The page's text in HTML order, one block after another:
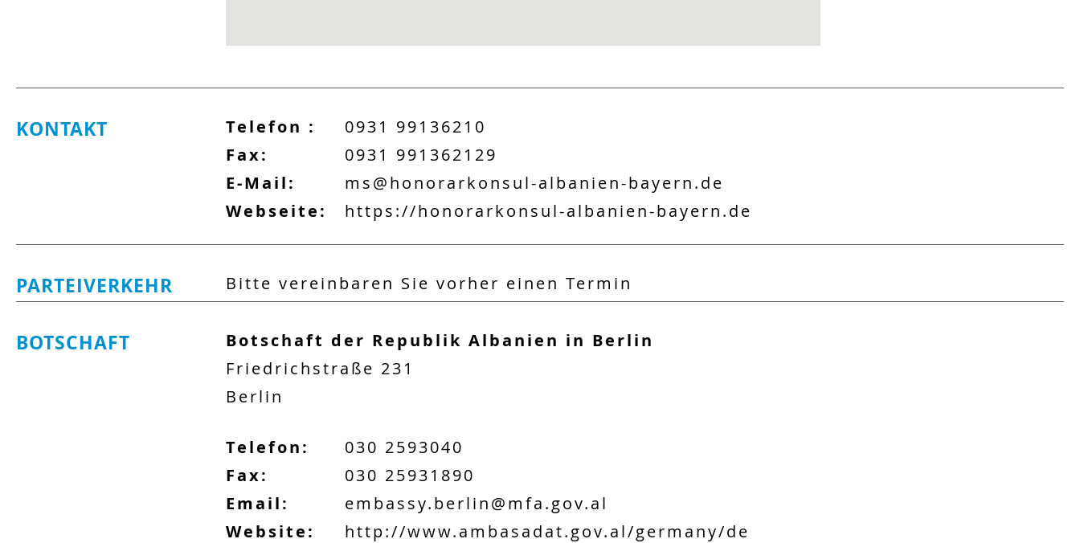
KONTAKT Telefon :
0931 99136210
Fax:
0931 991362129
E-Mail:
ms@honorarkonsul-albanien-bayern.de
Webseite:
https://honorarkonsul-albanien-bayern.de
PARTEIVERKEHR Bitte vereinbaren Sie vorher einen Termin
BOTSCHAFT
Botschaft der Republik Albanien in Berlin
Friedrichstraße 231
Berlin
Telefon:
030 2593040
Fax:
030 25931890
Email:
embassy.berlin@mfa.gov.al
Website:
http://www.ambasadat.gov.al/germany/de